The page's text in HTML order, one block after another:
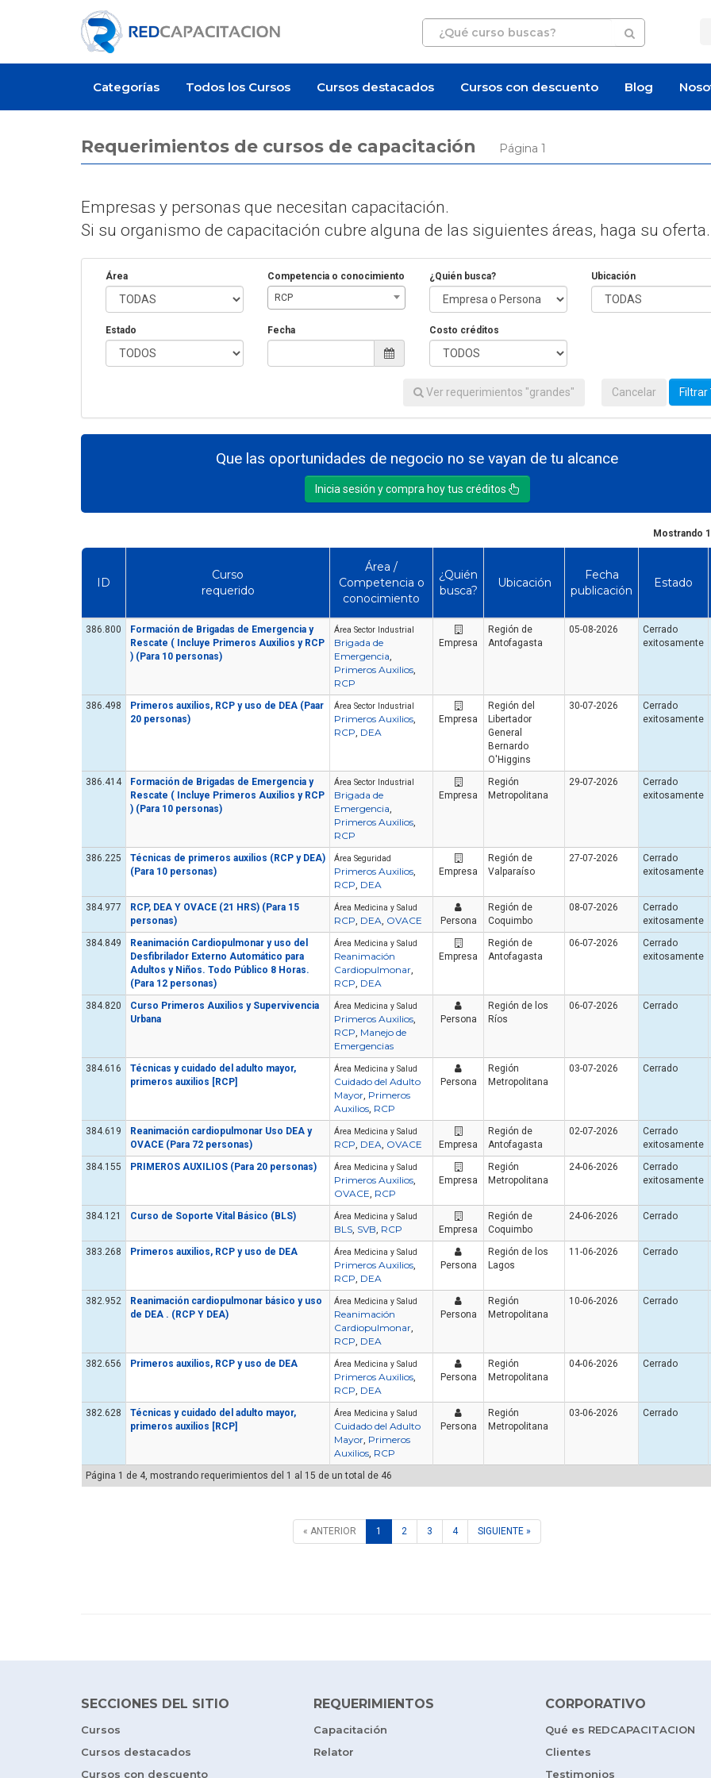
Categorías Todos los Cursos Cursos destacados Cursos con descuento Blog
Requerimientos de cursos de capacitación Página 1
Empresas y personas que necesitan capacitación.
Si su organismo de capacitación cubre alguna de las siguientes áreas, haga su oferta.
Área
Competencia o conocimiento
RCP
¿Quién busca? Ubicación
Estado Fecha Costo créditos
Ver requerimientos "grandes" Cancelar Filtrar
Que las oportunidades de negocio no se vayan de tu alcance
Inicia sesión y compra hoy tus créditos
Mostrando
ID
Curso
requerido
Área /
Competencia o
conocimiento
¿Quién
busca?
Ubicación
Fecha
publicación
Estado
386.800
Formación de Brigadas de Emergencia y
Rescate ( Incluye Primeros Auxilios y RCP
) (Para 10 personas)
Área Sector Industrial
Brigada de
Emergencia,
Primeros Auxilios,
RCP
Empresa
Región de
Antofagasta
05-08-2026
Cerrado
exitosamente
386.498
Primeros auxilios, RCP y uso de DEA (Paar
20 personas)
Área Sector Industrial
Primeros Auxilios,
RCP, DEA
Empresa
Región del
Libertador
General
Bernardo
O'Higgins
30-07-2026
Cerrado
exitosamente
386.414
Formación de Brigadas de Emergencia y
Rescate ( Incluye Primeros Auxilios y RCP
) (Para 10 personas)
Área Sector Industrial
Brigada de
Emergencia,
Primeros Auxilios,
RCP
Empresa
Región
Metropolitana
29-07-2026
Cerrado
exitosamente
386.225
Técnicas de primeros auxilios (RCP y DEA)
(Para 10 personas)
Área Seguridad
Primeros Auxilios,
RCP, DEA
Empresa
Región de
Valparaíso
27-07-2026
Cerrado
exitosamente
384.977
RCP, DEA Y OVACE (21 HRS) (Para 15
personas)
Área Medicina y Salud
RCP, DEA, OVACE Persona
Región de
Coquimbo
08-07-2026
Cerrado
exitosamente
384.849
Reanimación Cardiopulmonar y uso del
Desfibrilador Externo Automático para
Adultos y Niños. Todo Público 8 Horas.
(Para 12 personas)
Área Medicina y Salud
Reanimación
Cardiopulmonar,
RCP, DEA
Empresa
Región de
Antofagasta
06-07-2026
Cerrado
exitosamente
384.820
Curso Primeros Auxilios y Supervivencia
Urbana
Área Medicina y Salud
Primeros Auxilios,
RCP, Manejo de
Emergencias
Persona
Región de los
Ríos
06-07-2026 Cerrado
384.616
Técnicas y cuidado del adulto mayor,
primeros auxilios [RCP]
Área Medicina y Salud
Cuidado del Adulto
Mayor, Primeros
Auxilios, RCP
Persona
Región
Metropolitana
03-07-2026 Cerrado
384.619
Reanimación cardiopulmonar Uso DEA y
OVACE (Para 72 personas)
Área Medicina y Salud
RCP, DEA, OVACE Empresa
Región de
Antofagasta
02-07-2026
Cerrado
exitosamente
384.155
PRIMEROS AUXILIOS (Para 20 personas) Área Medicina y Salud
Primeros Auxilios,
OVACE, RCP
Empresa
Región
Metropolitana
24-06-2026
Cerrado
exitosamente
384.121 Curso de Soporte Vital Básico (BLS) Área Medicina y Salud
BLS, SVB, RCP Empresa
Región de
Coquimbo
24-06-2026 Cerrado
383.268 Primeros auxilios, RCP y uso de DEA Área Medicina y Salud
Primeros Auxilios,
RCP, DEA
Persona
Región de los
Lagos
11-06-2026 Cerrado
382.952
Reanimación cardiopulmonar básico y uso
de DEA . (RCP Y DEA)
Área Medicina y Salud
Reanimación
Cardiopulmonar,
RCP, DEA
Persona
Región
Metropolitana
10-06-2026 Cerrado
382.656 Primeros auxilios, RCP y uso de DEA Área Medicina y Salud
Primeros Auxilios,
RCP, DEA
Persona
Región
Metropolitana
04-06-2026 Cerrado
382.628
Técnicas y cuidado del adulto mayor,
primeros auxilios [RCP]
Área Medicina y Salud
Cuidado del Adulto
Mayor, Primeros
Auxilios, RCP
Persona
Región
Metropolitana
03-06-2026 Cerrado
Página 1 de 4, mostrando requerimientos del 1 al 15 de un total de 46
« ANTERIOR 1 2 3 4 SIGUIENTE »
Cómo Formar una Brigada de
Emergencia en tu Empresa
¿Cuánto cuesta
seguridad industrial
SECCIONES DEL SITIO
Cursos
Cursos destacados
Cursos con descuento
REQUERIMIENTOS
Capacitación
Relator
CORPORATIVO
Qué es REDCAPACITACION
Clientes
Testimonios